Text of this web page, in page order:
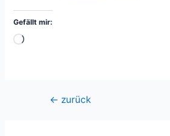
Gefällt mir:
Wird
Beitragsnavigation
← zurück